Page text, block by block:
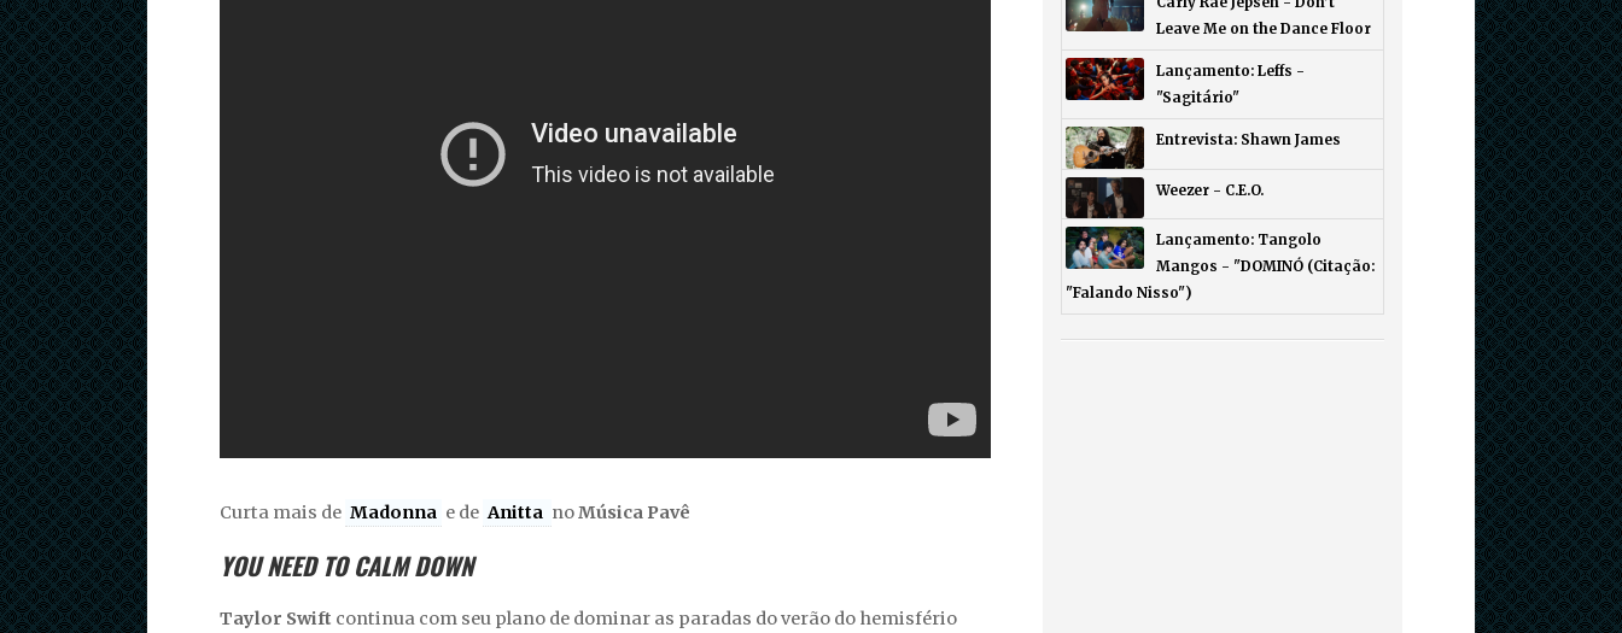
Curta mais de Madonna e de Anitta noMúsica Pavê
YOU NEED TO CALM DOWN
Taylor Swift continua com seu plano de dominar as paradas do verão do hemisfério
Leave Me on the Dance Floor
Lançamento: Leffs -
"Sagitário"
Entrevista: Shawn James
Weezer - C.E.O.
Lançamento: Tangolo
Mangos - "DOMINÓ (Citação:
"Falando Nisso")